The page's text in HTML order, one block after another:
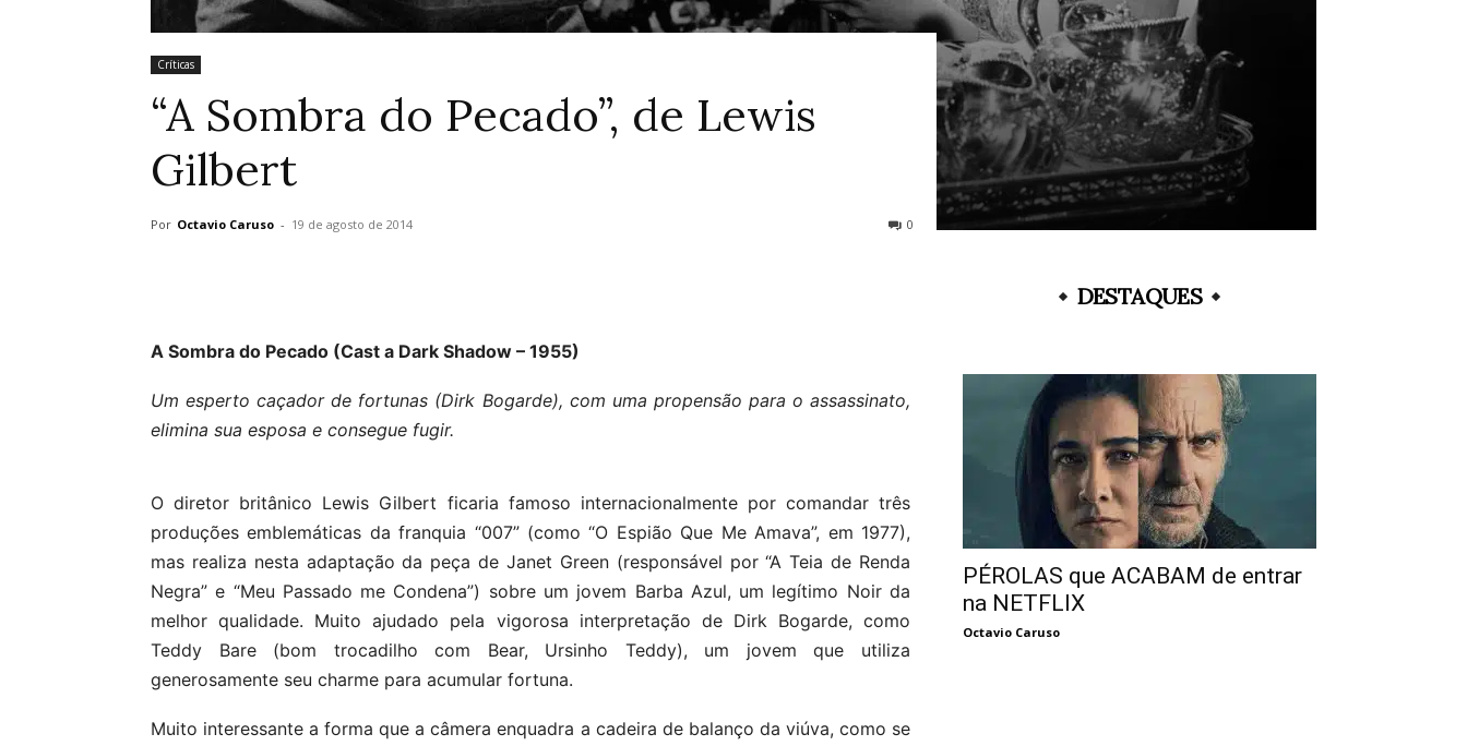
Críticas
“A Sombra do Pecado”, de Lewis
Gilbert
Por Octavio Caruso - 19 de agosto de 2014 0
A Sombra do Pecado (Cast a Dark Shadow – 1955)
Um esperto caçador de fortunas (Dirk Bogarde), com uma propensão para o assassinato,
elimina sua esposa e consegue fugir.
O diretor britânico Lewis Gilbert ficaria famoso internacionalmente por comandar três
produções emblemáticas da franquia “007” (como “O Espião Que Me Amava”, em 1977),
mas realiza nesta adaptação da peça de Janet Green (responsável por “A Teia de Renda
Negra” e “Meu Passado me Condena”) sobre um jovem Barba Azul, um legítimo Noir da
melhor qualidade. Muito ajudado pela vigorosa interpretação de Dirk Bogarde, como
Teddy Bare (bom trocadilho com Bear, Ursinho Teddy), um jovem que utiliza
generosamente seu charme para acumular fortuna.
Muito interessante a forma que a câmera enquadra a cadeira de balanço da viúva, como se
DESTAQUES
PÉROLAS que ACABAM de entrar
na NETFLIX
Octavio Caruso